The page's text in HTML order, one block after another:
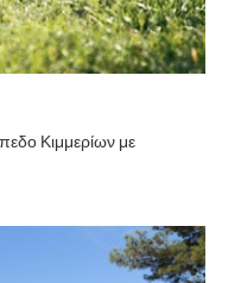
Κιμμερίων με